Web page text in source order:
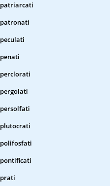
patriarcati
patronati
peculati
penati
perclorati
pergolati
persolfati
plutocrati
polifosfati
pontificati
prati